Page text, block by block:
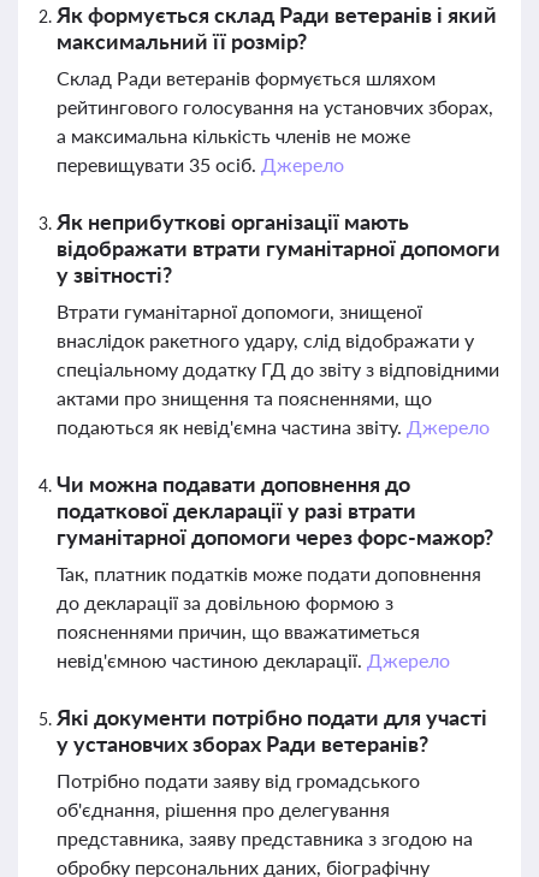
Як формується склад Ради ветеранів і який
максимальний її розмір?
Склад Ради ветеранів формується шляхом
рейтингового голосування на установчих зборах,
а максимальна кількість членів не може
перевищувати 35 осіб. Джерело
Як неприбуткові організації мають
відображати втрати гуманітарної допомоги
у звітності?
Втрати гуманітарної допомоги, знищеної
внаслідок ракетного удару, слід відображати у
спеціальному додатку ГД до звіту з відповідними
актами про знищення та поясненнями, що
подаються як невід'ємна частина звіту. Джерело
Чи можна подавати доповнення до
податкової декларації у разі втрати
гуманітарної допомоги через форс-мажор?
Так, платник податків може подати доповнення
до декларації за довільною формою з
поясненнями причин, що вважатиметься
невід'ємною частиною декларації. Джерело
Які документи потрібно подати для участі
у установчих зборах Ради ветеранів?
Потрібно подати заяву від громадського
об'єднання, рішення про делегування
представника, заяву представника з згодою на
обробку персональних даних, біографічну